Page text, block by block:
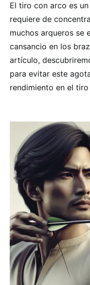
El tiro con arco es
requiere de
muchos arqueros se
cansancio en los
artículo,
para evitar este
rendimiento en el